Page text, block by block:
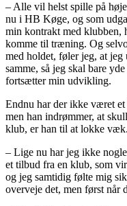
– Alle vil helst spille på
nu i HB Køge, og som
min kontrakt med klubben,
komme til træning. Og
med holdet, føler jeg, at
samme, så jeg skal bare
fortsætter min udvikling.
Endnu har der ikke været et
men han indrømmer, at
klub, er han til at lokke væk.
– Lige nu har jeg ikke
et tilbud fra en klub, som
og jeg samtidig følte mig
overveje det, men først når